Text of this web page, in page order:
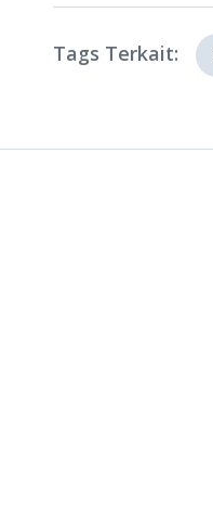
Tags Terkait: